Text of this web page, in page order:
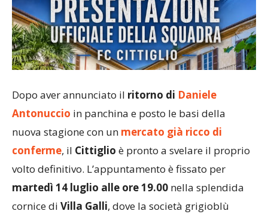
Dopo aver annunciato il ritorno di Daniele
Antonuccio in panchina e posto le basi della
nuova stagione con un mercato già ricco di
conferme, il Cittiglio è pronto a svelare il proprio
volto definitivo. L’appuntamento è fissato per
martedì 14 luglio alle ore 19.00 nella splendida
cornice di Villa Galli, dove la società grigioblù